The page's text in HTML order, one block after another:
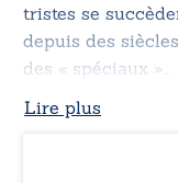
tristes se
depuis des
des « spéciaux »…
Lire plus